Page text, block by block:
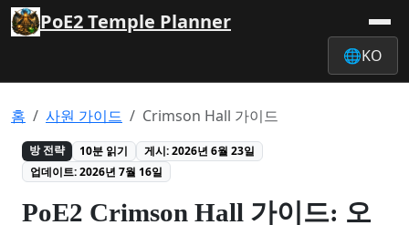
PoE2 Temple Planner
🌐KO
홈 사원 가이드 Crimson Hall 가이드
방 전략 10분 읽기
게시: 2026년 6월 23일
업데이트: 2026년 7월 16일
PoE2 Crimson Hall 가이드: 오